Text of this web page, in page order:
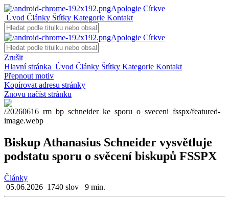
Apologie Církve
Úvod Články Štítky Kategorie Kontakt
Apologie Církve
Zrušit
Hlavní stránka Úvod Články Štítky Kategorie Kontakt
Přepnout motiv
Kopírovat adresu stránky
Znovu načíst stránku
Biskup Athanasius Schneider vysvětluje
podstatu sporu o svěcení biskupů FSSPX
Články
05.06.2026 1740 slov 9 min.